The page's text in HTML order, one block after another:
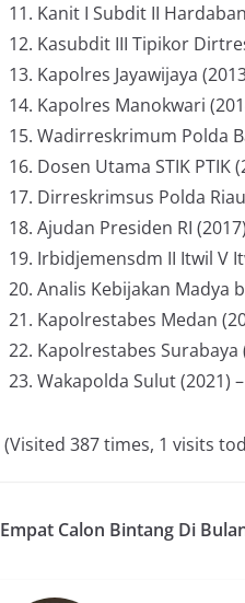
Kanit I Subdit II
Kasubdit III Tipikor
Kapolres Jayawijaya
Kapolres Manokwari
Wadirreskrimum Polda
Dosen Utama STIK PTIK
Dirreskrimsus Polda
Ajudan Presiden RI (2017)
Irbidjemensdm II Itwil V
Analis Kebijakan Madya
Kapolrestabes Medan
Kapolrestabes Surabaya
Wakapolda Sulut (2021)
(Visited 387 times, 1 visits
Empat Calon Bintang Di